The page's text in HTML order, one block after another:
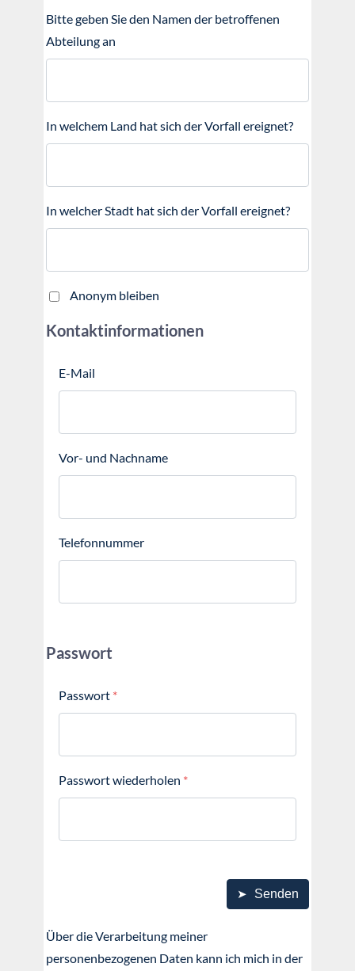
Bitte geben Sie den Namen der betroffenen
Abteilung an
In welchem Land hat sich der Vorfall ereignet?
In welcher Stadt hat sich der Vorfall ereignet?
Anonym bleiben
Kontaktinformationen
E-Mail
Vor- und Nachname
Telefonnummer
Passwort
Passwort *
Passwort wiederholen *
➤ Senden
Über die Verarbeitung meiner
personenbezogenen Daten kann ich mich in der